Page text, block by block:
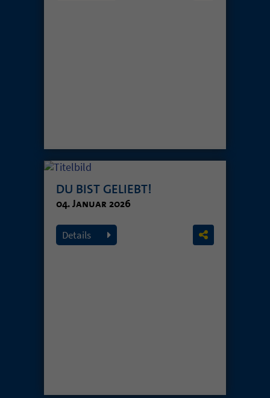
DU BIST GELIEBT!
04. Januar 2026
Details